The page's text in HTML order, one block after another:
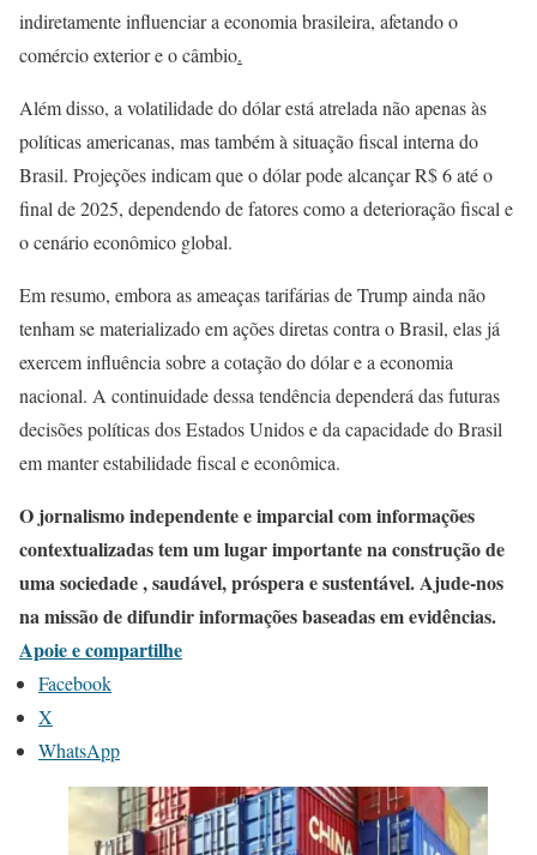
indiretamente influenciar a economia brasileira, afetando o
comércio exterior e o câmbio.
Além disso, a volatilidade do dólar está atrelada não apenas às
políticas americanas, mas também à situação fiscal interna do
Brasil. Projeções indicam que o dólar pode alcançar R$ 6 até o
final de 2025, dependendo de fatores como a deterioração fiscal e
o cenário econômico global.
Em resumo, embora as ameaças tarifárias de Trump ainda não
tenham se materializado em ações diretas contra o Brasil, elas já
exercem influência sobre a cotação do dólar e a economia
nacional. A continuidade dessa tendência dependerá das futuras
decisões políticas dos Estados Unidos e da capacidade do Brasil
em manter estabilidade fiscal e econômica.
O jornalismo independente e imparcial com informações
contextualizadas tem um lugar importante na construção de
uma sociedade , saudável, próspera e sustentável. Ajude-nos
na missão de difundir informações baseadas em evidências.
Apoie e compartilhe
Facebook
X
WhatsApp